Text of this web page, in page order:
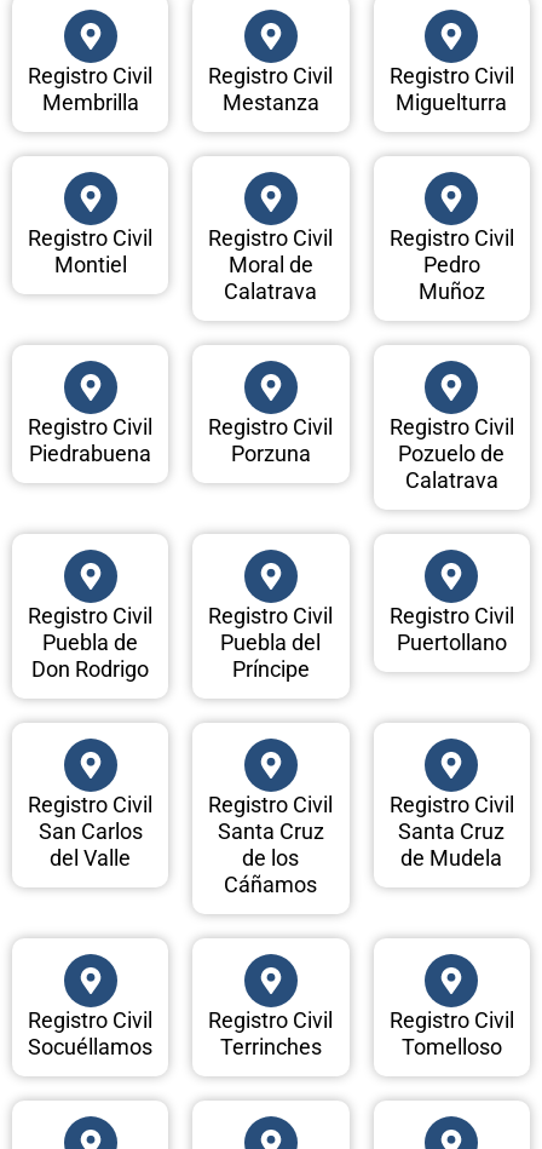
Registro Civil
Membrilla
Registro Civil
Mestanza
Registro Civil
Miguelturra
Registro Civil
Montiel
Registro Civil
Moral de
Calatrava
Registro Civil
Pedro
Muñoz
Registro Civil
Piedrabuena
Registro Civil
Porzuna
Registro Civil
Pozuelo de
Calatrava
Registro Civil
Puebla de
Don Rodrigo
Registro Civil
Puebla del
Príncipe
Registro Civil
Puertollano
Registro Civil
San Carlos
del Valle
Registro Civil
Santa Cruz
de los
Cáñamos
Registro Civil
Santa Cruz
de Mudela
Registro Civil
Socuéllamos
Registro Civil
Terrinches
Registro Civil
Tomelloso